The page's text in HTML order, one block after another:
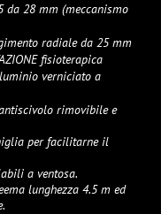
da 28 mm (meccanismo
radiale da 25 mm
fisioterapica
verniciato a
rimovibile e
per facilitarne il
a ventosa.
lunghezza 4.5 m ed